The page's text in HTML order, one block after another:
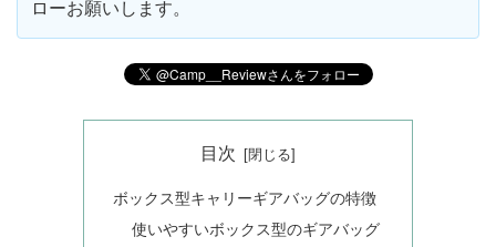
ローお願いします。
目次
ボックス型キャリーギアバッグの特徴
使いやすいボックス型のギアバッグ